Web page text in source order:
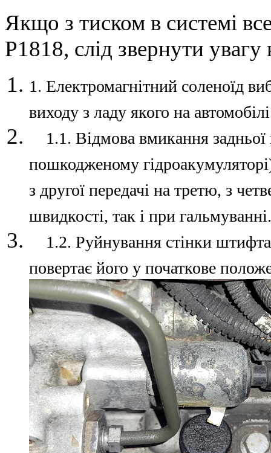
Якщо з тиском в системі
P1818, слід звернути
1. Електромагнітний соленоїд
виходу з ладу якого на
1.1. Відмова вмикання задньої
пошкодженому
з другої передачі на третю, з
швидкості, так і при гальмуванні.
1.2. Руйнування стінки
повертає його у початкове